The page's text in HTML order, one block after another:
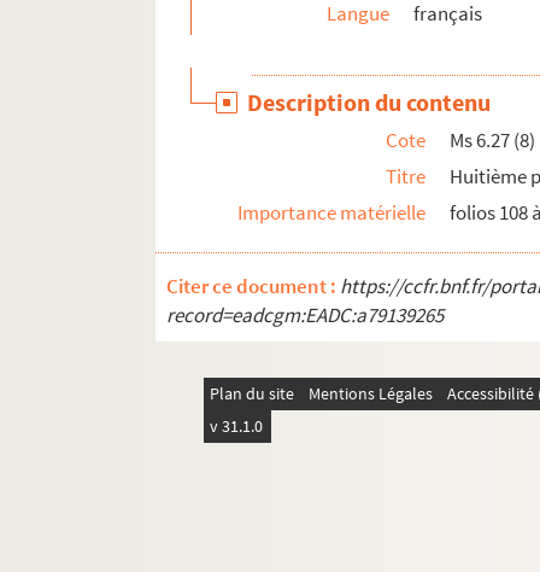
Ms 8.1. Commentarorium… Habsburgensium. I.
Ms 8.2. Commentarorium… Habsburgensium II
Ms 8.3. Chronique de Haguenau et de
Ms 8.4. Catalogue des archives de Marienthal
Ms M 2. Napoléon par la grâce de Dieu
Ms M 1. Der Pennäler
Ms G 1. Aide-Mémoire du peintre et du
Ms M 3. Inauguration du chemin de fer de
Langue
français
Description du contenu
Cote
Ms 6.27 (8)
Titre
Huitième
Importance matérielle
folios 108
Citer ce document : https://ccfr.bnf.fr/
record=eadcgm:EADC:a79139265
Plan du site Mentions Légales
v 31.1.0